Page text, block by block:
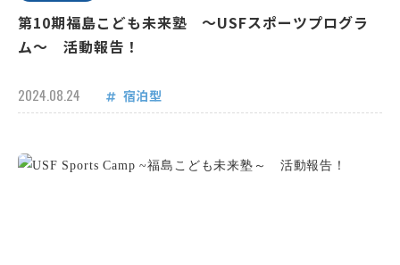
第10期福島こども未来塾 ～USFスポーツプログラ
ム～ 活動報告！
2024.08.24 宿泊型